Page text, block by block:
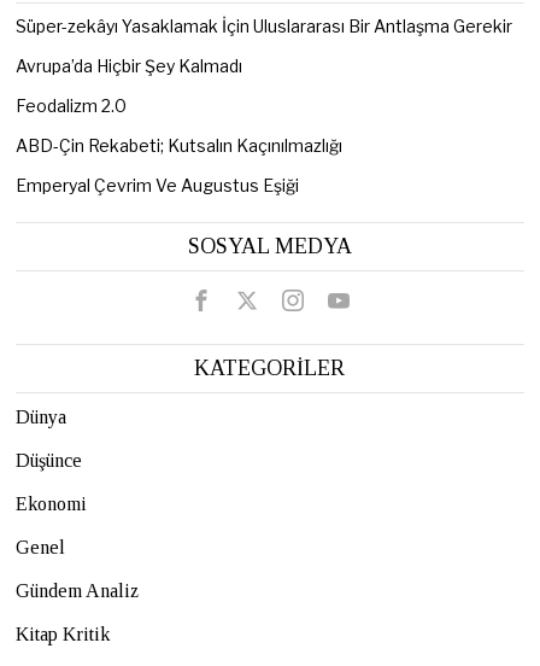
Süper-zekâyı Yasaklamak İçin Uluslararası Bir Antlaşma Gerekir
Avrupa’da Hiçbir Şey Kalmadı
Feodalizm 2.0
ABD-Çin Rekabeti; Kutsalın Kaçınılmazlığı
Emperyal Çevrim Ve Augustus Eşiği
SOSYAL MEDYA
KATEGORİLER
Dünya
Düşünce
Ekonomi
Genel
Gündem Analiz
Kitap Kritik